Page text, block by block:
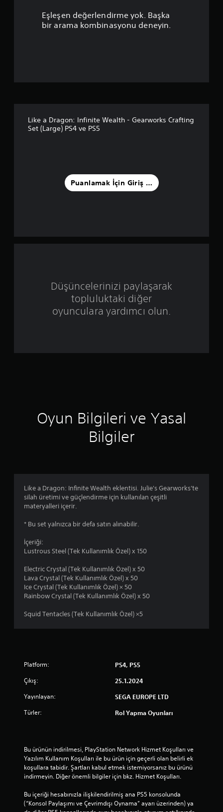
m
a
5
ü
5
l
d
Eşleşen değerlendirme yok. Başka
bir arama kombinasyonu deneyin.
Like a Dragon: Infinite Wealth - Gearworks Crafting
Set (Large) PS4 ve PS5
Puanlamak İçin Giriş Yapın
Düşüncelerinizi paylaşarak
topluluktaki diğer
oyunculara yardımcı olun.
Oyun Bilgileri ve Yasal
Bilgiler
Like a Dragon: Infinite Wealth eklentisi. Julie's Gearworks'te
silah üretimi ve güçlendirme için kullanılan çeşitli
materyalleri içerir.
* Bu set yalnızca bir defa satın alınabilir.
İçeriği:
Lustrous Steel (Tek Kullanımlık Özel) x 150
Electric Crystal (Tek Kullanımlık Özel) x 50
Lava Crystal (Tek Kullanımlık Özel) x 50
Ice Crystal (Tek Kullanımlık Özel) × 50
Rainbow Crystal (Tek Kullanımlık Özel) x 50
Squid Tentacles (Tek Kullanımlık Özel) ×5
Platform: PS4, PS5
Çıkış: 25.1.2024
Yayınlayan: SEGA EUROPE LTD
Türler: Rol Yapma Oyunları
Bu ürünün indirilmesi, PlayStation Network Hizmet Koşulları ve
Yazılım Kullanım Koşulları ile bu ürün için geçerli olan belirli ek
koşullara tabidir. Şartları kabul etmek istemiyorsanız bu ürünü
indirmeyin. Diğer önemli bilgiler için bkz. Hizmet Koşulları.
Bu içeriği hesabınızla ilişkilendirilmiş ana PS5 konsolunda
(“Konsol Paylaşımı ve Çevrimdışı Oynama” ayarı üzerinden) ya